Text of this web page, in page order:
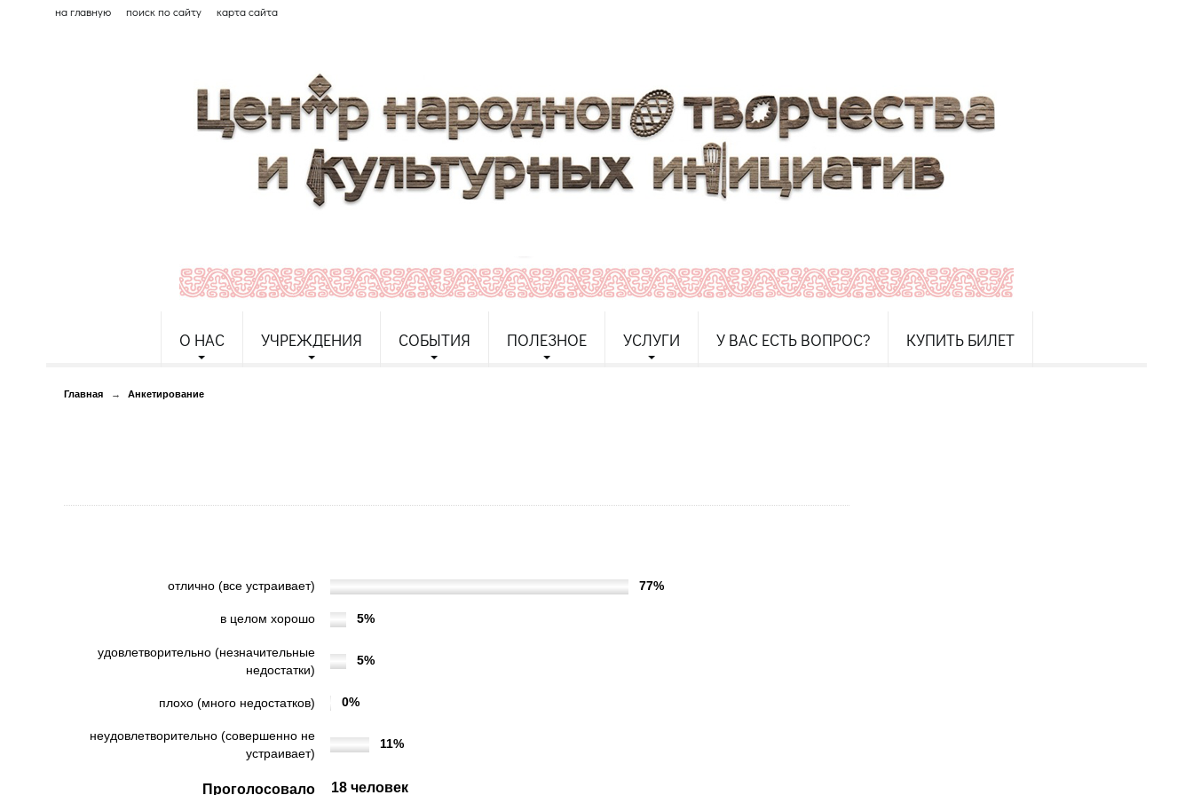
на главную поиск по сайту карта сайта
О НАС УЧРЕЖДЕНИЯ СОБЫТИЯ ПОЛЕЗНОЕ УСЛУГИ У ВАС ЕСТЬ ВОПРОС? КУПИТЬ БИЛЕТ
Главная → Анкетирование
отлично (все устраивает) 77%
в целом хорошо 5%
удовлетворительно (незначительные
недостатки)
5%
плохо (много недостатков) 0%
неудовлетворительно (совершенно не
устраивает)
11%
Проголосовало 18 человек